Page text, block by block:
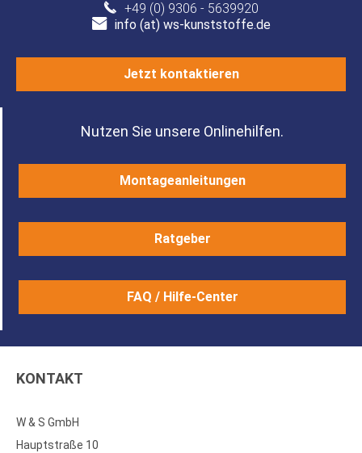
+49 (0) 9306 - 5639920
info (at) ws-kunststoffe.de
Jetzt kontaktieren
Nutzen Sie unsere Onlinehilfen.
Montageanleitungen
Ratgeber
FAQ / Hilfe-Center
KONTAKT
W & S GmbH
Hauptstraße 10